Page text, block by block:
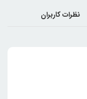
نظرات کاربران